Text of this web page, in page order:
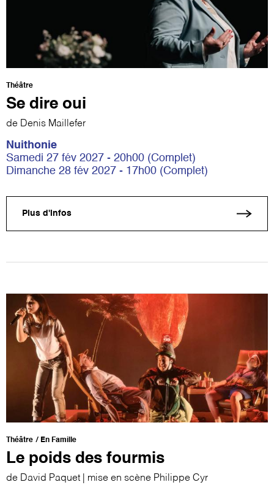
Théâtre
Se dire oui
de Denis Maillefer
Nuithonie
Samedi 27 fév 2027 - 20h00 (Complet)
Dimanche 28 fév 2027 - 17h00 (Complet)
Plus d'infos
Théâtre En Famille
Le poids des fourmis
de David Paquet | mise en scène Philippe Cyr